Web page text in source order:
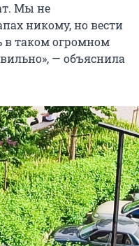
Мы не
никому, но вести
в таком огромном
— объяснила